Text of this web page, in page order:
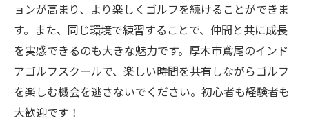
ョンが高まり、より楽しくゴルフを続けることができま
す。また、同じ環境で練習することで、仲間と共に成長
を実感できるのも大きな魅力です。厚木市鳶尾のインド
アゴルフスクールで、楽しい時間を共有しながらゴルフ
を楽しむ機会を逃さないでください。初心者も経験者も
大歓迎です！